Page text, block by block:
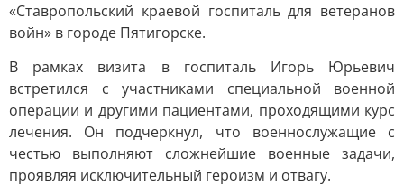
«Ставропольский краевой госпиталь для ветеранов
войн» в городе Пятигорске.
В рамках визита в госпиталь Игорь Юрьевич
встретился с участниками специальной военной
операции и другими пациентами, проходящими курс
лечения. Он подчеркнул, что военнослужащие с
честью выполняют сложнейшие военные задачи,
проявляя исключительный героизм и отвагу.